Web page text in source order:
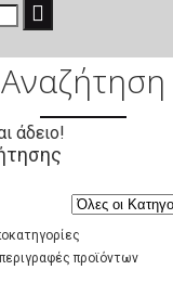
άδειο!
Αναζήτηση
προϊόντων